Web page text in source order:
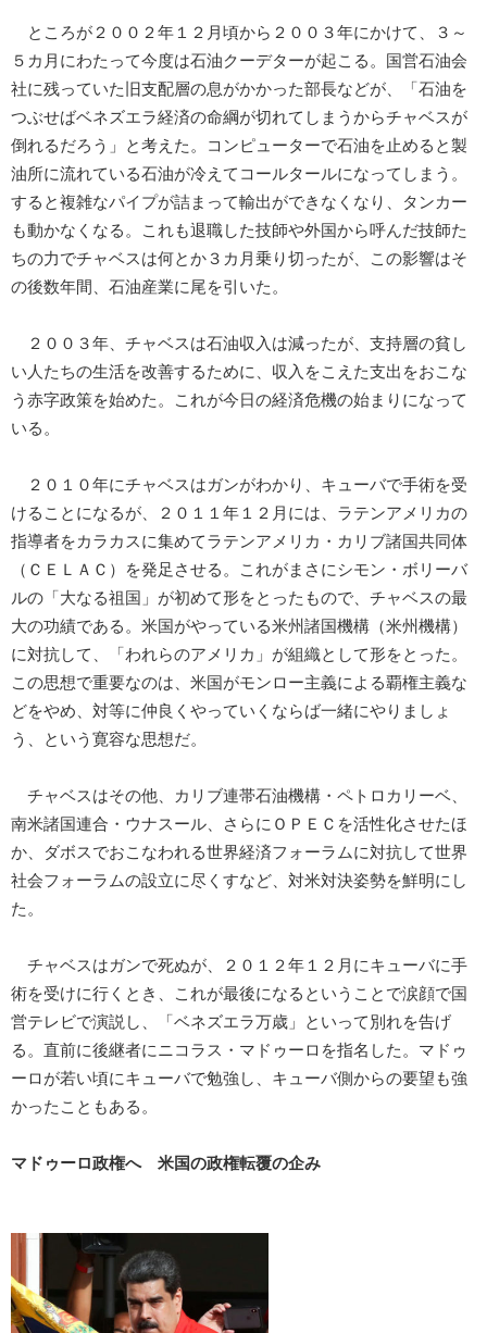
ところが２００２年１２月頃から２００３年にかけて、３～
５カ月にわたって今度は石油クーデターが起こる。国営石油会
社に残っていた旧支配層の息がかかった部長などが、「石油を
つぶせばベネズエラ経済の命綱が切れてしまうからチャベスが
倒れるだろう」と考えた。コンピューターで石油を止めると製
油所に流れている石油が冷えてコールタールになってしまう。
すると複雑なパイプが詰まって輸出ができなくなり、タンカー
も動かなくなる。これも退職した技師や外国から呼んだ技師た
ちの力でチャベスは何とか３カ月乗り切ったが、この影響はそ
の後数年間、石油産業に尾を引いた。
２００３年、チャベスは石油収入は減ったが、支持層の貧し
い人たちの生活を改善するために、収入をこえた支出をおこな
う赤字政策を始めた。これが今日の経済危機の始まりになって
いる。
２０１０年にチャベスはガンがわかり、キューバで手術を受
けることになるが、２０１１年１２月には、ラテンアメリカの
指導者をカラカスに集めてラテンアメリカ・カリブ諸国共同体
（ＣＥＬＡＣ）を発足させる。これがまさにシモン・ボリーバ
ルの「大なる祖国」が初めて形をとったもので、チャベスの最
大の功績である。米国がやっている米州諸国機構（米州機構）
に対抗して、「われらのアメリカ」が組織として形をとった。
この思想で重要なのは、米国がモンロー主義による覇権主義な
どをやめ、対等に仲良くやっていくならば一緒にやりましょ
う、という寛容な思想だ。
チャベスはその他、カリブ連帯石油機構・ペトロカリーベ、
南米諸国連合・ウナスール、さらにＯＰＥＣを活性化させたほ
か、ダボスでおこなわれる世界経済フォーラムに対抗して世界
社会フォーラムの設立に尽くすなど、対米対決姿勢を鮮明にし
た。
チャベスはガンで死ぬが、２０１２年１２月にキューバに手
術を受けに行くとき、これが最後になるということで涙顔で国
営テレビで演説し、「ベネズエラ万歳」といって別れを告げ
る。直前に後継者にニコラス・マドゥーロを指名した。マドゥ
ーロが若い頃にキューバで勉強し、キューバ側からの要望も強
かったこともある。
マドゥーロ政権へ 米国の政権転覆の企み